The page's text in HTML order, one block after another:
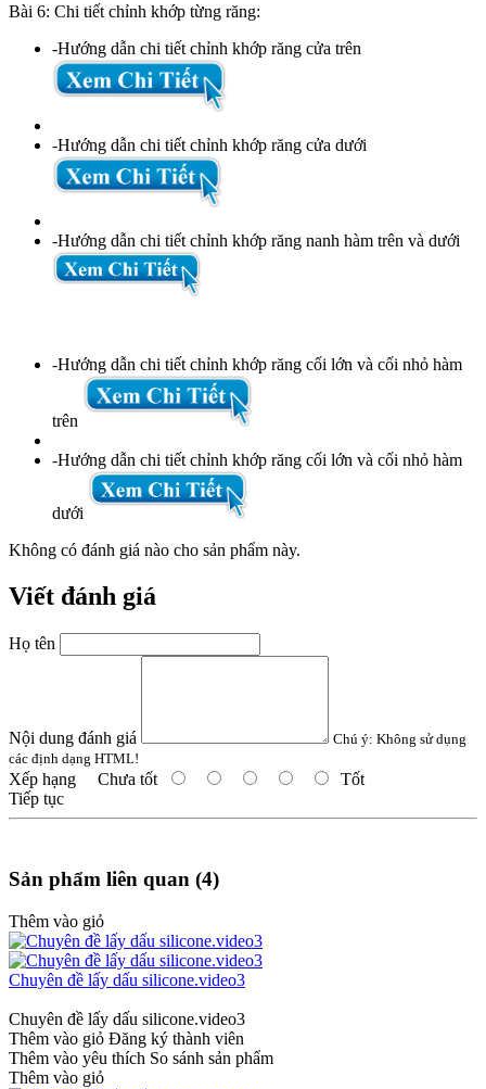
Bài 6: Chi tiết chỉnh khớp từng răng:
-Hướng dẫn chi tiết chỉnh khớp răng cửa trên
-Hướng dẫn chi tiết chỉnh khớp răng cửa dưới
-Hướng dẫn chi tiết chỉnh khớp răng nanh hàm trên và dưới
-Hướng dẫn chi tiết chỉnh khớp răng cối lớn và cối nhỏ hàm
trên
-Hướng dẫn chi tiết chỉnh khớp răng cối lớn và cối nhỏ hàm
dưới
Không có đánh giá nào cho sản phẩm này.
Viết đánh giá
Họ tên
Nội dung đánh giá Chú ý: Không sử dụng
các định dạng HTML!
Xếp hạng Chưa tốt
Tốt
Tiếp tục
Sản phẩm liên quan (4)
Thêm vào giỏ
Chuyên đề lấy dấu silicone.video3
Chuyên đề lấy dấu silicone.video3
Thêm vào giỏ Đăng ký thành viên
Thêm vào yêu thích So sánh sản phẩm
Thêm vào giỏ